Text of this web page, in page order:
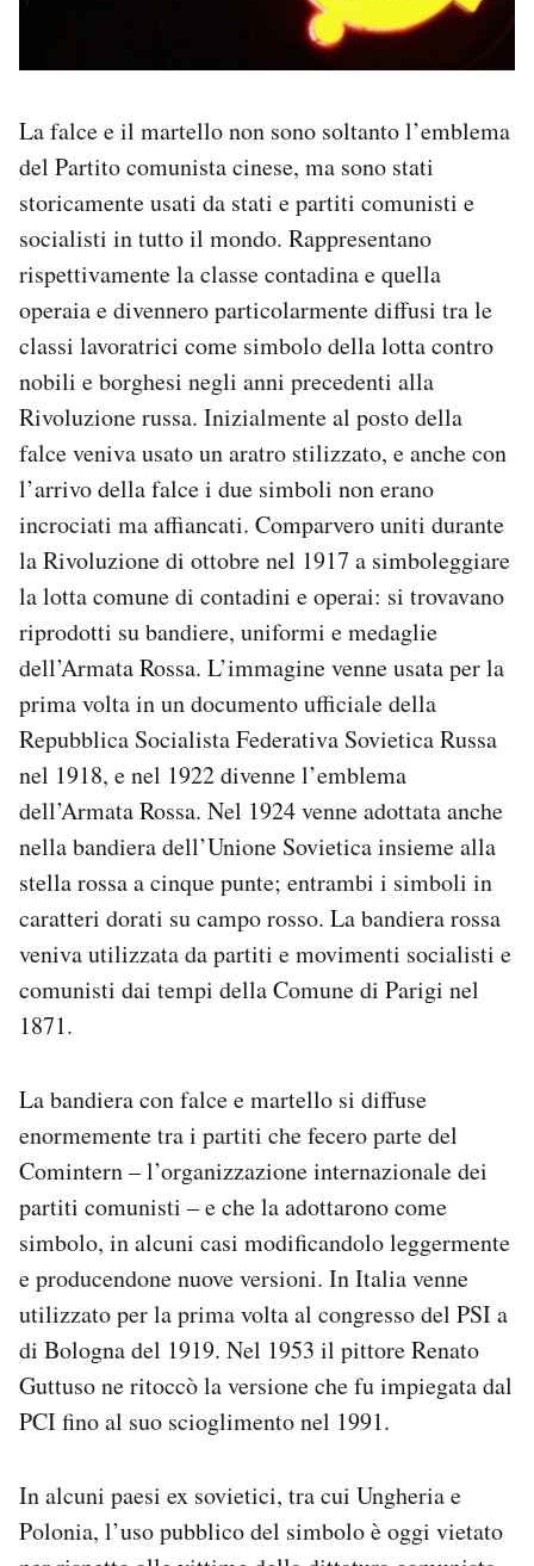
La falce e il martello non sono soltanto l’emblema
del Partito comunista cinese, ma sono stati
storicamente usati da stati e partiti comunisti e
socialisti in tutto il mondo. Rappresentano
rispettivamente la classe contadina e quella
operaia e divennero particolarmente diffusi tra le
classi lavoratrici come simbolo della lotta contro
nobili e borghesi negli anni precedenti alla
Rivoluzione russa. Inizialmente al posto della
falce veniva usato un aratro stilizzato, e anche con
l’arrivo della falce i due simboli non erano
incrociati ma affiancati. Comparvero uniti durante
la Rivoluzione di ottobre nel 1917 a simboleggiare
la lotta comune di contadini e operai: si trovavano
riprodotti su bandiere, uniformi e medaglie
dell’Armata Rossa. L’immagine venne usata per la
prima volta in un documento ufficiale della
Repubblica Socialista Federativa Sovietica Russa
nel 1918, e nel 1922 divenne l’emblema
dell’Armata Rossa. Nel 1924 venne adottata anche
nella bandiera dell’Unione Sovietica insieme alla
stella rossa a cinque punte; entrambi i simboli in
caratteri dorati su campo rosso. La bandiera rossa
veniva utilizzata da partiti e movimenti socialisti e
comunisti dai tempi della Comune di Parigi nel
1871.
La bandiera con falce e martello si diffuse
enormemente tra i partiti che fecero parte del
Comintern – l’organizzazione internazionale dei
partiti comunisti – e che la adottarono come
simbolo, in alcuni casi modificandolo leggermente
e producendone nuove versioni. In Italia venne
utilizzato per la prima volta al congresso del PSI a
di Bologna del 1919. Nel 1953 il pittore Renato
Guttuso ne ritoccò la versione che fu impiegata dal
PCI fino al suo scioglimento nel 1991.
In alcuni paesi ex sovietici, tra cui Ungheria e
Polonia, l’uso pubblico del simbolo è oggi vietato